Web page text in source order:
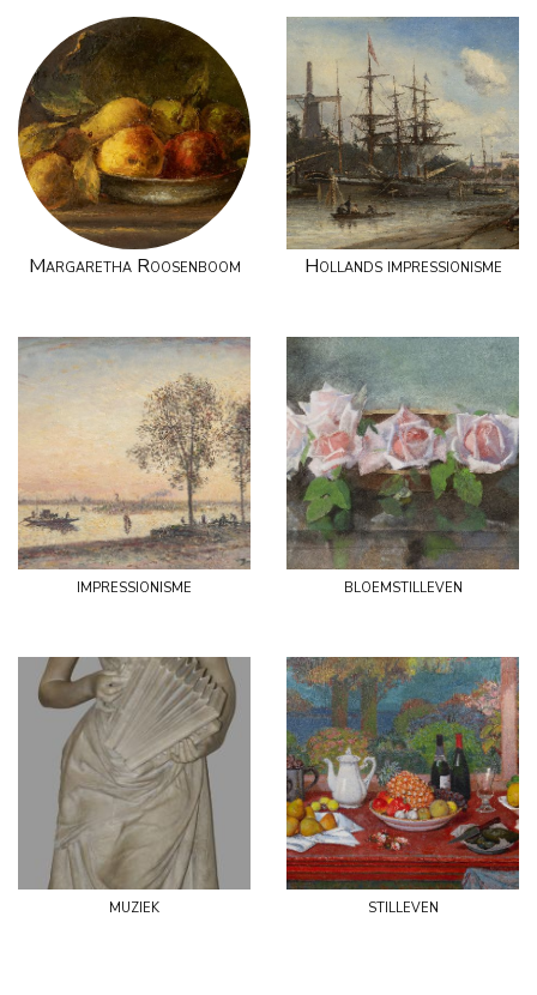
Margaretha Roosenboom Hollands impressionisme
impressionisme bloemstilleven
muziek stilleven